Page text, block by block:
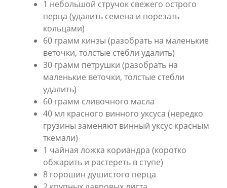
1 небольшой стручок свежего острого
перца (удалить семена и порезать
кольцами)
60 грамм кинзы (разобрать на маленькие
веточки, толстые стебли удалить)
30 грамм петрушки (разобрать на
маленькие веточки, толстые стебли
удалить)
60 грамм сливочного масла
40 мл красного винного уксуса (нередко
грузины заменяют винный уксус красным
ткемали)
1 чайная ложка кориандра (коротко
обжарить и растереть в ступе)
8 горошин душистого перца